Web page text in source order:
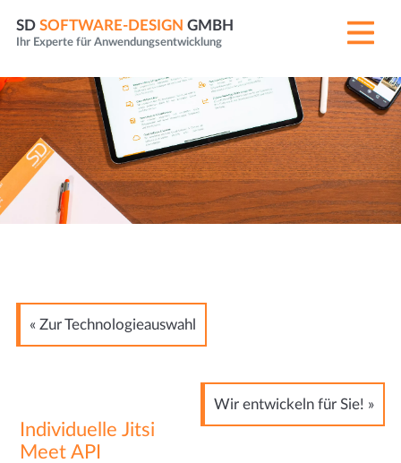
SD SOFTWARE-DESIGN GMBH
Ihr Experte für Anwendungsentwicklung
« Zur Technologieauswahl
Wir entwickeln für Sie! »
Individuelle Jitsi
Meet API